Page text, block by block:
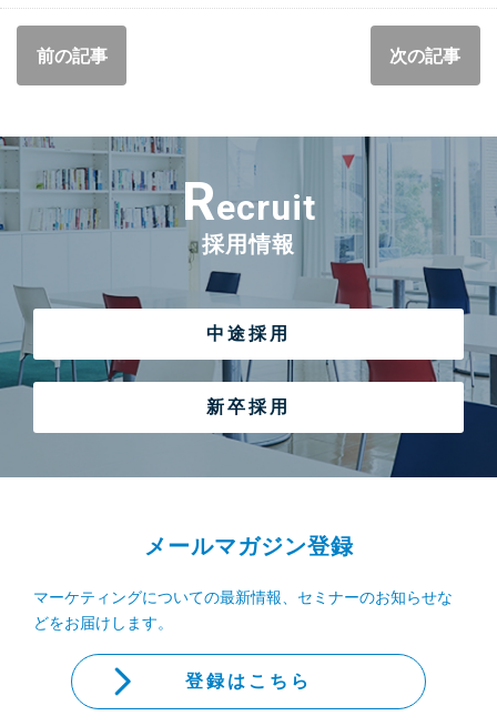
前の記事 次の記事
Recruit
採用情報
中途採用
新卒採用
メールマガジン登録
マーケティングについての最新情報、セミナーのお知らせな
どをお届けします。
登録はこちら